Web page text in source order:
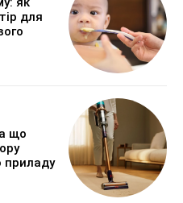
для
що
приладу